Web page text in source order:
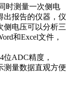
时测量一次侧电
出报告的仪器，仪
侧电压可以分析三
和Excel文件，
ADC精度，
测量数据直观方便